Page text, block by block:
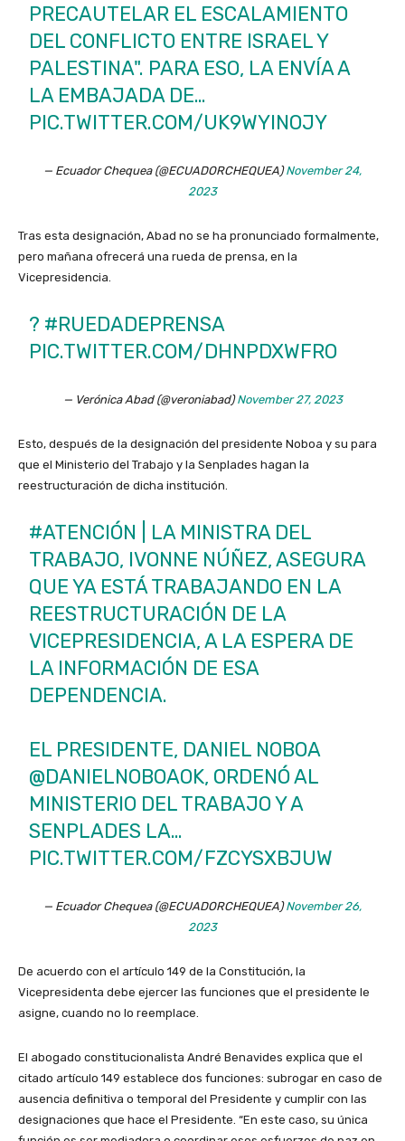
PRECAUTELAR EL ESCALAMIENTO
DEL CONFLICTO ENTRE ISRAEL Y
PALESTINA". PARA ESO, LA ENVÍA A
LA EMBAJADA DE…
PIC.TWITTER.COM/UK9WYINOJY
— Ecuador Chequea (@ECUADORCHEQUEA)November 24,
2023
Tras esta designación, Abad no se ha pronunciado formalmente,
pero mañana ofrecerá una rueda de prensa, en la
Vicepresidencia.
? #RUEDADEPRENSA
PIC.TWITTER.COM/DHNPDXWFRO
— Verónica Abad (@veroniabad)November 27, 2023
Esto, después de la designación del presidente Noboa y su para
que el Ministerio del Trabajo y la Senplades hagan la
reestructuración de dicha institución.
#ATENCIÓN | LA MINISTRA DEL
TRABAJO, IVONNE NÚÑEZ, ASEGURA
QUE YA ESTÁ TRABAJANDO EN LA
REESTRUCTURACIÓN DE LA
VICEPRESIDENCIA, A LA ESPERA DE
LA INFORMACIÓN DE ESA
DEPENDENCIA.
EL PRESIDENTE, DANIEL NOBOA
@DANIELNOBOAOK, ORDENÓ AL
MINISTERIO DEL TRABAJO Y A
SENPLADES LA…
PIC.TWITTER.COM/FZCYSXBJUW
— Ecuador Chequea (@ECUADORCHEQUEA)November 26,
2023
De acuerdo con el artículo 149 de la Constitución, la
Vicepresidenta debe ejercer las funciones que el presidente le
asigne, cuando no lo reemplace.
El abogado constitucionalista André Benavides explica que el
citado artículo 149 establece dos funciones: subrogar en caso de
ausencia definitiva o temporal del Presidente y cumplir con las
designaciones que hace el Presidente. “En este caso, su única